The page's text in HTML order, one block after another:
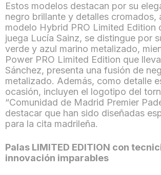
Estos modelos destacan por su
negro brillante y detalles cromados,
modelo Hybrid PRO Limited Edition
juega Lucía Sainz, se distingue por
verde y azul marino metalizado,
Power PRO Limited Edition que
Sánchez, presenta una fusión de
metalizado. Además, como detalle
ocasión, incluyen el logotipo del
“Comunidad de Madrid Premier
destacar que han sido diseñadas
para la cita madrileña.
Palas LIMITED EDITION con
innovación imparables